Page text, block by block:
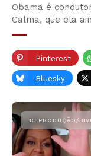
Obama é
Calma, que ela
Pinterest
Bluesky